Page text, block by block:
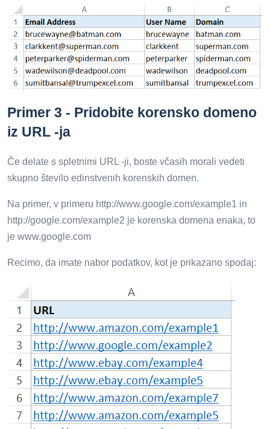
Primer 3 - Pridobite korensko domeno
iz URL -ja
Če delate s spletnimi URL -ji, boste včasih morali vedeti
skupno število edinstvenih korenskih domen.
Na primer, v primeru http://www.google.com/example1 in
http://google.com/example2 je korenska domena enaka, to
je www.google.com
Recimo, da imate nabor podatkov, kot je prikazano spodaj: